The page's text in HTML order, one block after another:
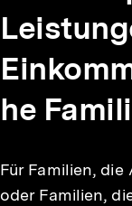
he
Für Familien, die
oder Familien,